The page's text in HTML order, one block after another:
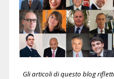
Gli articoli di questo blog